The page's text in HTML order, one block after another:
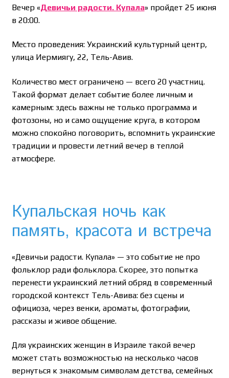
Вечер «Девичьи радости. Купала» пройдет 25 июня
в 20:00.
Место проведения: Украинский культурный центр,
улица Иермиягу, 22, Тель-Авив.
Количество мест ограничено — всего 20 участниц.
Такой формат делает событие более личным и
камерным: здесь важны не только программа и
фотозоны, но и само ощущение круга, в котором
можно спокойно поговорить, вспомнить украинские
традиции и провести летний вечер в теплой
атмосфере.
Купальская ночь как
память, красота и встреча
«Девичьи радости. Купала» — это событие не про
фольклор ради фольклора. Скорее, это попытка
перенести украинский летний обряд в современный
городской контекст Тель-Авива: без сцены и
официоза, через венки, ароматы, фотографии,
рассказы и живое общение.
Для украинских женщин в Израиле такой вечер
может стать возможностью на несколько часов
вернуться к знакомым символам детства, семейных